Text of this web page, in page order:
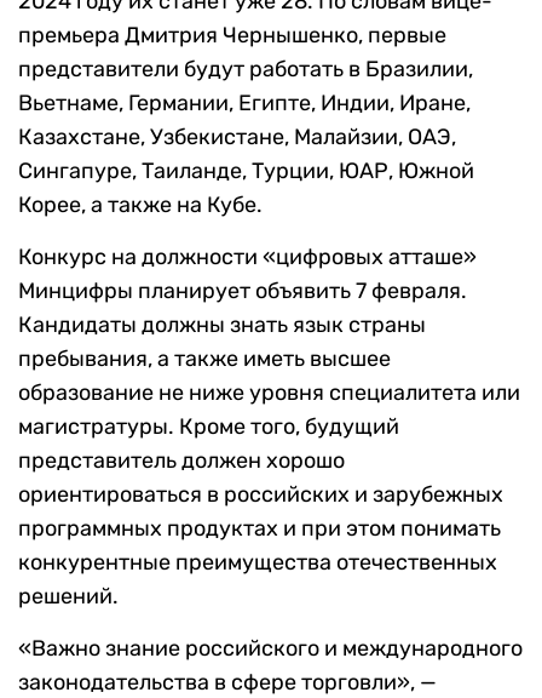
премьера Дмитрия Чернышенко, первые
представители будут работать в Бразилии,
Вьетнаме, Германии, Египте, Индии, Иране,
Казахстане, Узбекистане, Малайзии, ОАЭ,
Сингапуре, Таиланде, Турции, ЮАР, Южной
Корее, а также на Кубе.
Конкурс на должности «цифровых атташе»
Минцифры планирует объявить 7 февраля.
Кандидаты должны знать язык страны
пребывания, а также иметь высшее
образование не ниже уровня специалитета или
магистратуры. Кроме того, будущий
представитель должен хорошо
ориентироваться в российских и зарубежных
программных продуктах и при этом понимать
конкурентные преимущества отечественных
решений.
«Важно знание российского и международного
законодательства в сфере торговли», —